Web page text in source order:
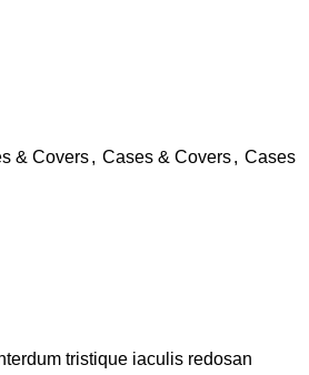
& Covers, Cases & Covers, Cases
tristique iaculis redosan